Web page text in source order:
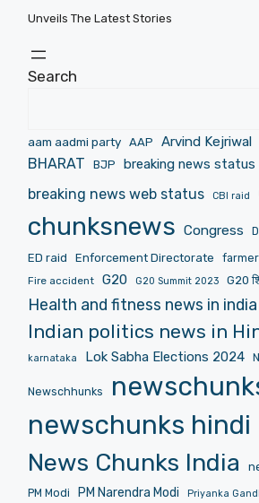
Unveils The Latest Stories
Search
aam aadmi party AAP Arvind Kejriwal
BHARAT BJP breaking news status
breaking news web status CBI raid
chunksnews Congress
ED raid
Enforcement Directorate
Fire accident G20 G20 Summit 2023 G20
Health and fitness news in india
Indian politics news in
karnataka Lok Sabha Elections 2024
Newschhunks
newschunks hindi
News Chunks India
PM Modi
PM Narendra Modi Priyanka